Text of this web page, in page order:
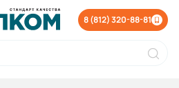
8 (812) 320-88-81